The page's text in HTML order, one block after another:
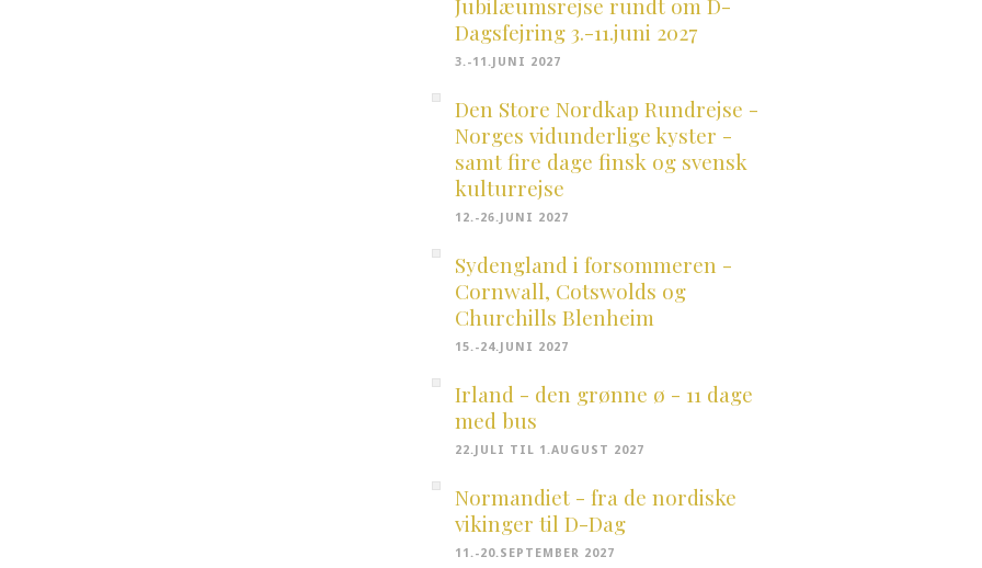
Dagsfejring 3.-11.juni 2027
3.-11.JUNI 2027
Den Store Nordkap Rundrejse -
Norges vidunderlige kyster -
samt fire dage finsk og svensk
kulturrejse
12.-26.JUNI 2027
Sydengland i forsommeren -
Cornwall, Cotswolds og
Churchills Blenheim
15.-24.JUNI 2027
Irland - den grønne ø - 11 dage
med bus
22.JULI TIL 1.AUGUST 2027
Normandiet - fra de nordiske
vikinger til D-Dag
11.-20.SEPTEMBER 2027